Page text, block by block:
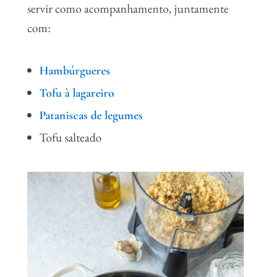
servir como acompanhamento, juntamente
com:
Hambúrgueres
Tofu à lagareiro
Pataniscas de legumes
Tofu salteado